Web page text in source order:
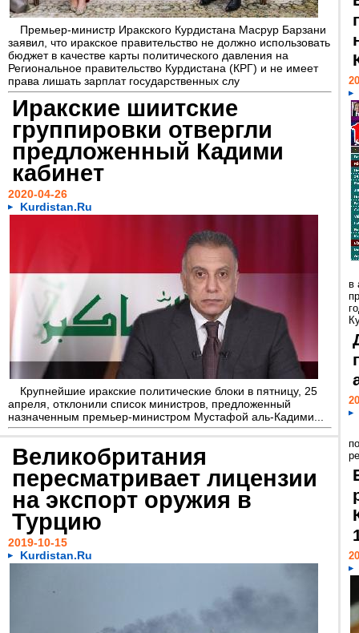
Премьер-министр Иракского Курдистана Масрур Барзани
заявил, что иракское правительство не должно использовать
бюджет в качестве карты политического давления на
Региональное правительство Курдистана (КРГ) и не имеет
права лишать зарплат государственных слу
Иракские шиитские
группировки отвергли
предложенный Кадими
кабинет
2020-04-26
Kurdistan.Ru
Крупнейшие иракские политические блоки в пятницу, 25
апреля, отклонили список министров, предложенный
назначенным премьер-министром Мустафой аль-Кадими...
Великобритания
пересматривает лицензии
на экспорт оружия в
Турцию
2019-10-15
Kurdistan.Ru
в